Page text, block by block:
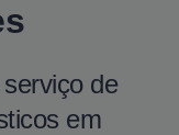
de
em